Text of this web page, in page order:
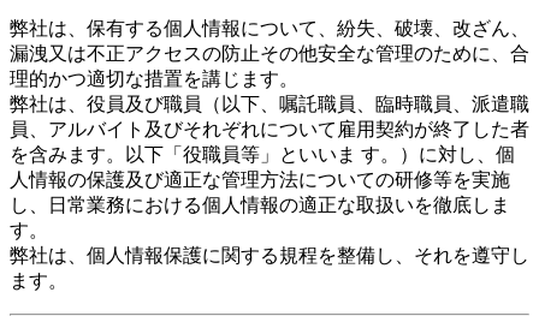
弊社は、保有する個人情報について、紛失、破壊、改ざん、
漏洩又は不正アクセスの防止その他安全な管理のために、合
理的かつ適切な措置を講じます。
弊社は、役員及び職員（以下、嘱託職員、臨時職員、派遣職
員、アルバイト及びそれぞれについて雇用契約が終了した者
を含みます。以下「役職員等」といいま す。）に対し、個
人情報の保護及び適正な管理方法についての研修等を実施
し、日常業務における個人情報の適正な取扱いを徹底しま
す。
弊社は、個人情報保護に関する規程を整備し、それを遵守し
ます。